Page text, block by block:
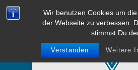
Wir benutzen Cookies um
der Webseite zu verbessen.
stimmst Du
Verstanden Weitere